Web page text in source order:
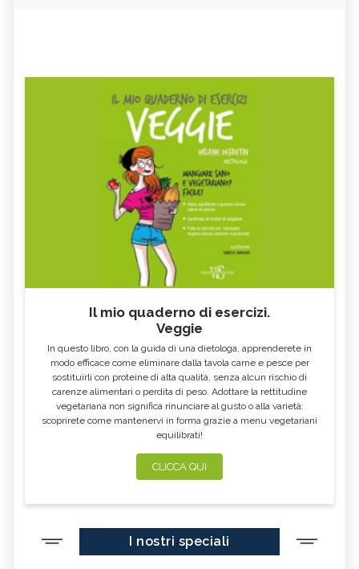
Il mio quaderno di esercizi.
Veggie
In questo libro, con la guida di una dietologa, apprenderete in
modo efficace come eliminare dalla tavola carne e pesce per
sostituirli con proteine di alta qualità, senza alcun rischio di
carenze alimentari o perdita di peso. Adottare la rettitudine
vegetariana non significa rinunciare al gusto o alla varietà:
scoprirete come mantenervi in forma grazie a menu vegetariani
equilibrati!
CLICCA QUI
I nostri speciali